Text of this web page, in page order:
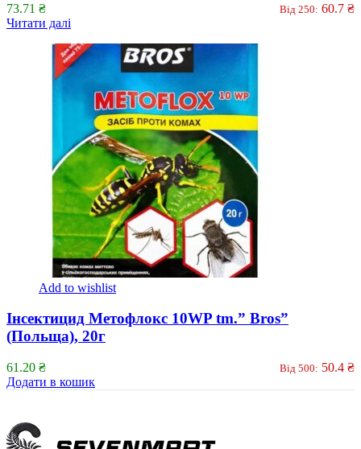
73.71 ₴ Від 250: 60.7 ₴
Читати далі
Add to wishlist
Інсектицид Метофлокс 10WP tm.” Bros”
(Польща), 20г
61.20 ₴ Від 500: 50.4 ₴
Додати в кошик